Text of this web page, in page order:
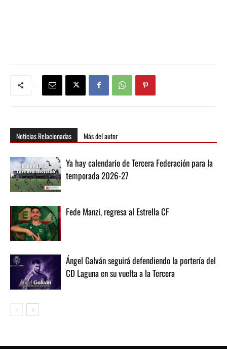
Noticias Relacionadas Más del autor
Ya hay calendario de Tercera Federación para la
temporada 2026-27
Fede Manzi, regresa al Estrella CF
Ángel Galván seguirá defendiendo la portería del
CD Laguna en su vuelta a la Tercera